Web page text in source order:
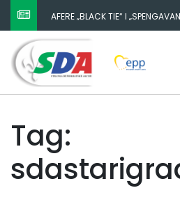
AFERE „BLACK TIE“ I
ZATAŠKATI
Tag: